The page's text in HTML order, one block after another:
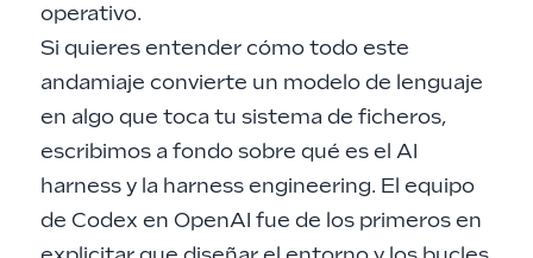
operativo.
Si quieres entender cómo todo este
andamiaje convierte un modelo de lenguaje
en algo que toca tu sistema de ficheros,
escribimos a fondo sobre qué es el AI
harness y la harness engineering. El equipo
de Codex en OpenAI fue de los primeros en